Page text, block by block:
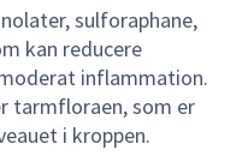
sulforaphane,
kan reducere
inflammation.
tarmfloraen, som er
i kroppen.